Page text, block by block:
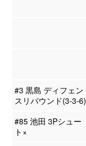
#3 黒島 ディフェン
スリバウンド(3-3-6)
#85 池田 3Pシュー
ト×